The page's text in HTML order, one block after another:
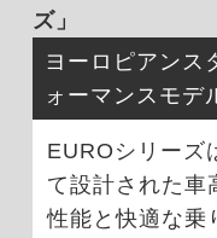
ズ」
ヨーロピアンス
ォーマンスモデ
EUROシリーズ
て設計された車
性能と快適な乗